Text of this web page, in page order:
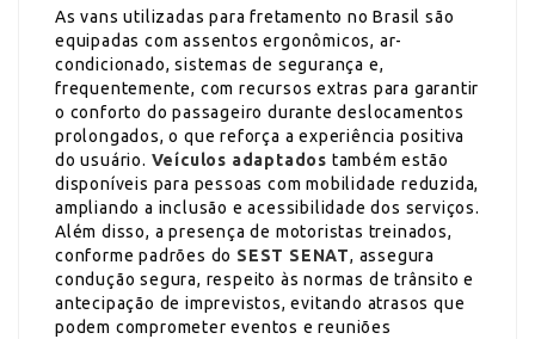
As vans utilizadas para fretamento no Brasil são
equipadas com assentos ergonômicos, ar-
condicionado, sistemas de segurança e,
frequentemente, com recursos extras para garantir
o conforto do passageiro durante deslocamentos
prolongados, o que reforça a experiência positiva
do usuário. Veículos adaptados também estão
disponíveis para pessoas com mobilidade reduzida,
ampliando a inclusão e acessibilidade dos serviços.
Além disso, a presença de motoristas treinados,
conforme padrões do SEST SENAT, assegura
condução segura, respeito às normas de trânsito e
antecipação de imprevistos, evitando atrasos que
podem comprometer eventos e reuniões